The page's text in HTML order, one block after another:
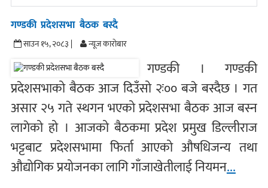
गण्डकी प्रदेशसभा बैठक बस्दै
साउन १५, २०८३ | न्यूज काराेबार
गण्डकी । गण्डकी
प्रदेशसभाको बैठक आज दिउँसो २ः०० बजे बस्दैछ । गत
असार २५ गते स्थगन भएको प्रदेशसभा बैठक आज बस्न
लागेको हो । आजको बैठकमा प्रदेश प्रमुख डिल्लीराज
भट्टबाट प्रदेशसभामा फिर्ता आएको औषधिजन्य तथा
औद्योगिक प्रयोजनका लागि गाँजाखेतीलाई नियमन...